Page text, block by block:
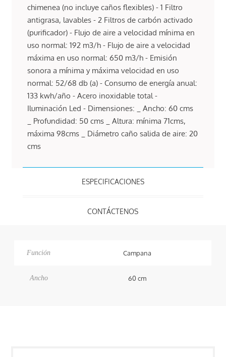
chimenea (no incluye caños flexibles) - 1 Filtro
antigrasa, lavables - 2 Filtros de carbón activado
(purificador) - Flujo de aire a velocidad mínima en
uso normal: 192 m3/h - Flujo de aire a velocidad
máxima en uso normal: 650 m3/h - Emisión
sonora a mínima y máxima velocidad en uso
normal: 52/68 db (a) - Consumo de energía anual:
133 kwh/año - Acero inoxidable total -
Iluminación Led - Dimensiones: _ Ancho: 60 cms
_ Profundidad: 50 cms _ Altura: mínima 71cms,
máxima 98cms _ Diámetro caño salida de aire: 20
cms
ESPECIFICACIONES
CONTÁCTENOS
Función Campana
Ancho 60 cm